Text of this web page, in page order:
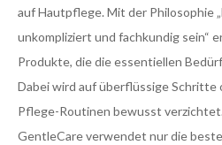
auf Hautpflege. Mit der Philosophie
unkompliziert und fachkundig sein“
Produkte, die die essentiellen
Dabei wird auf überflüssige Schritte
Pflege-Routinen bewusst verzichtet.
GentleCare verwendet nur die